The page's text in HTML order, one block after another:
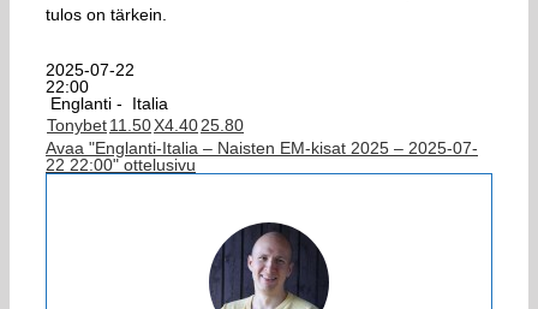
tulos on tärkein.
2025-07-22
22:00
Englanti -
Italia
Tonybet11.50X4.4025.80
Avaa "Englanti-Italia – Naisten EM-kisat 2025 – 2025-07-
22 22:00" ottelusivu